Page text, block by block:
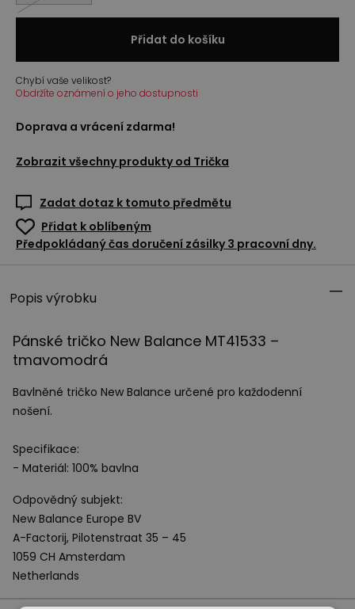
Přidat do košíku
Chybí vaše velikost?
Obdržíte oznámení o jeho dostupnosti
Doprava a vrácení zdarma!
Zobrazit všechny produkty od Trička
Zadat dotaz k tomuto předmětu
Přidat k oblíbeným
Předpokládaný čas doručení zásilky 3 pracovní dny.
Popis výrobku
Pánské tričko New Balance MT41533 –
tmavomodrá
Bavlněné tričko New Balance určené pro každodenní
nošení.
Specifikace:
- Materiál: 100% bavlna
Odpovědný subjekt:
New Balance Europe BV
A-Factorij, Pilotenstraat 35 – 45
1059 CH Amsterdam
Netherlands